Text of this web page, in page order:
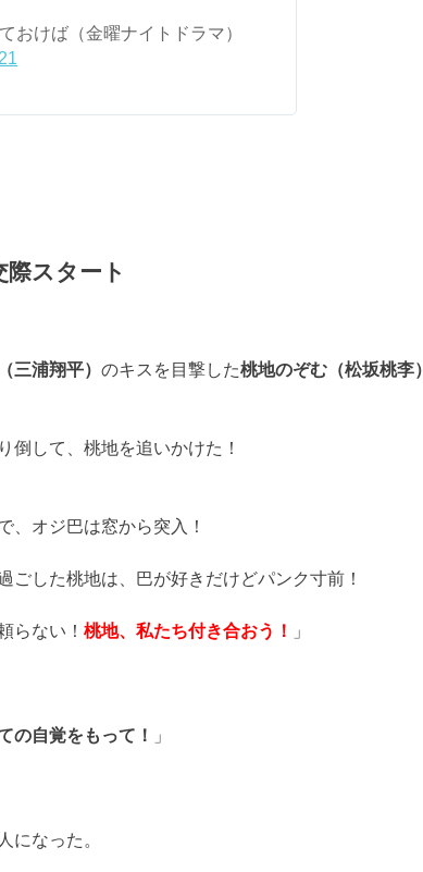
おけば（金曜ナイトドラマ）
スタート
三浦翔平） のキスを目撃した桃地のぞむ（松坂桃李）
倒して、桃地を追いかけた！
、オジ巴は窓から突入！
ごした桃地は、巴が好きだけどパンク寸前！
らない！ 桃地、私たち付き合おう！ 」
の自覚をもって！ 」
になった。